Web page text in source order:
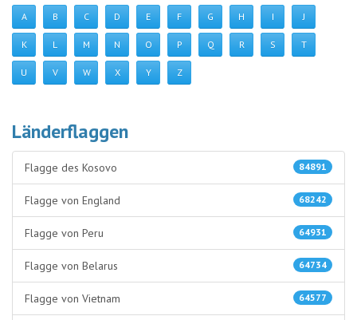
A B C D E F G H I J
K L M N O P Q R S T
U V W X Y Z
Länderflaggen
84891
Flagge des Kosovo
68242
Flagge von England
64931
Flagge von Peru
64734
Flagge von Belarus
64577
Flagge von Vietnam